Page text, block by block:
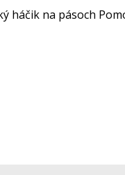
háčik na pásoch